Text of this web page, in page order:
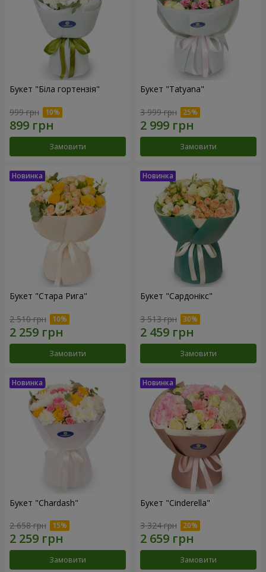
Букет "Біла гортензія"
999 грн
Замовити
Букет "Tatyana"
3 999 грн
Замовити
Букет "Стара Рига"
2 510 грн
Замовити
Букет "Сардонікс"
3 513 грн
Замовити
Букет "Chardash"
2 658 грн
Замовити
Букет "Cinderella"
3 324 грн
Замовити